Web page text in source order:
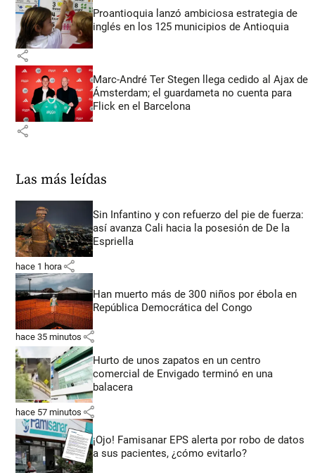
Proantioquia lanzó ambiciosa estrategia de
inglés en los 125 municipios de Antioquia
share
Marc-André Ter Stegen llega cedido al Ajax de
Ámsterdam; el guardameta no cuenta para
Flick en el Barcelona
share
Las más leídas
Sin Infantino y con refuerzo del pie de fuerza:
así avanza Cali hacia la posesión de De la
Espriella
hace 1 hora share
Han muerto más de 300 niños por ébola en
República Democrática del Congo
hace 35 minutos share
Hurto de unos zapatos en un centro
comercial de Envigado terminó en una
balacera
hace 57 minutos share
¡Ojo! Famisanar EPS alerta por robo de datos
a sus pacientes, ¿cómo evitarlo?